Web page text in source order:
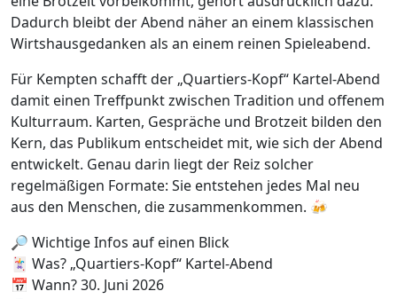
Dadurch bleibt der Abend näher an einem klassischen
Wirtshausgedanken als an einem reinen Spieleabend.
Für Kempten schafft der „Quartiers-Kopf“ Kartel-Abend
damit einen Treffpunkt zwischen Tradition und offenem
Kulturraum. Karten, Gespräche und Brotzeit bilden den
Kern, das Publikum entscheidet mit, wie sich der Abend
entwickelt. Genau darin liegt der Reiz solcher
regelmäßigen Formate: Sie entstehen jedes Mal neu
aus den Menschen, die zusammenkommen. 🍻
🔎 Wichtige Infos auf einen Blick
🃏 Was? „Quartiers-Kopf“ Kartel-Abend
📅 Wann? 30. Juni 2026